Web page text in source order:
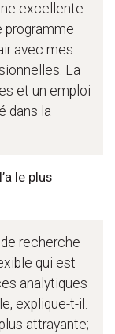
excellente
programme
avec mes
La
et un emploi
dans la
le plus
recherche
qui est
analytiques
explique-t-il.
attrayante;